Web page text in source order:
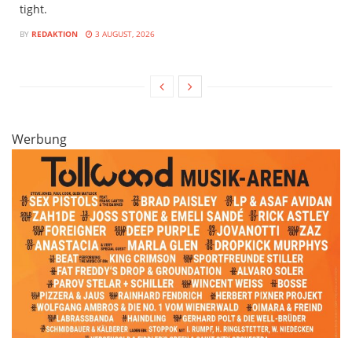
tight.
BY REDAKTION 3 AUGUST, 2026
Werbung